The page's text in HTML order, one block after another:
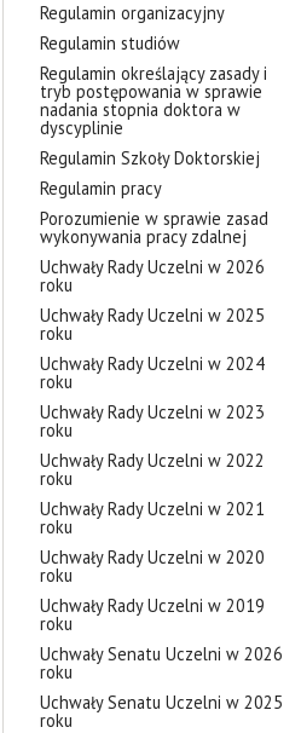
Regulamin organizacyjny
Regulamin studiów
Regulamin określający zasady i
tryb postępowania w sprawie
nadania stopnia doktora w
dyscyplinie
Regulamin Szkoły Doktorskiej
Regulamin pracy
Porozumienie w sprawie zasad
wykonywania pracy zdalnej
Uchwały Rady Uczelni w 2026
roku
Uchwały Rady Uczelni w 2025
roku
Uchwały Rady Uczelni w 2024
roku
Uchwały Rady Uczelni w 2023
roku
Uchwały Rady Uczelni w 2022
roku
Uchwały Rady Uczelni w 2021
roku
Uchwały Rady Uczelni w 2020
roku
Uchwały Rady Uczelni w 2019
roku
Uchwały Senatu Uczelni w 2026
roku
Uchwały Senatu Uczelni w 2025
roku